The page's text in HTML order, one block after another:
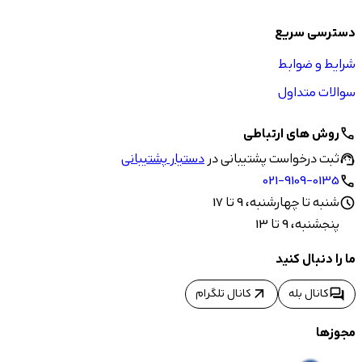
دسترسی سریع
شرایط و ضوابط
سوالات متداول
callروش های ارتباطی
support_agentثبت درخواست پشتیبانی دردستیار پشتیبانی
call
021-9109-0135
scheduleشنبه تا چهارشنبه، 9 تا 17
پنجشنبه، 9 تا 13
ما را دنبال کنید
forumکانال بله arrow_outward کانال تلگرام
مجوزها